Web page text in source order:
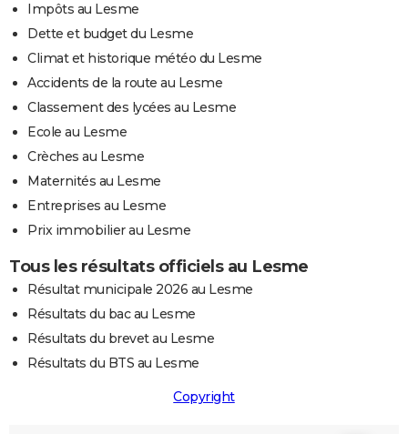
Impôts au Lesme
Dette et budget du Lesme
Climat et historique météo du Lesme
Accidents de la route au Lesme
Classement des lycées au Lesme
Ecole au Lesme
Crèches au Lesme
Maternités au Lesme
Entreprises au Lesme
Prix immobilier au Lesme
Tous les résultats officiels au Lesme
Résultat municipale 2026 au Lesme
Résultats du bac au Lesme
Résultats du brevet au Lesme
Résultats du BTS au Lesme
Copyright